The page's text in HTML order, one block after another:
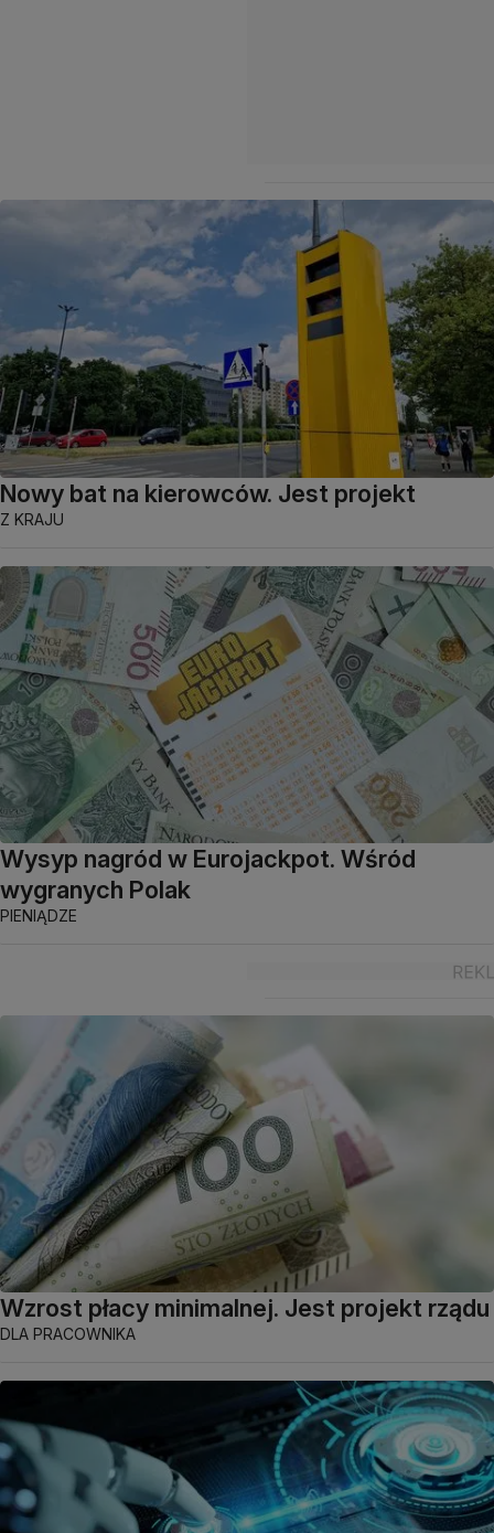
Nowy bat na kierowców. Jest projekt
Z KRAJU
Wysyp nagród w Eurojackpot. Wśród
wygranych Polak
PIENIĄDZE
Wzrost płacy minimalnej. Jest projekt rządu
DLA PRACOWNIKA